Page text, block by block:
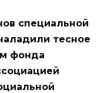
специальной
тесное
фонда